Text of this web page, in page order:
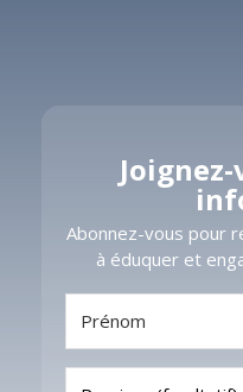
​​Abonnez-vous pour
à éduquer et